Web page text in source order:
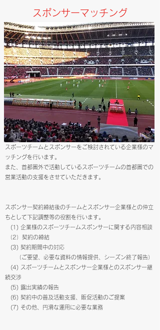
スポンサーマッチング
スポーツチームとスポンサーをご検討されている企業様のマ
ッチングを行います。
​​また、首都圏外で活動しているスポーツチームの首都圏での
営業活動の支援をさせていただきます。
スポンサー契約締結後のチームとスポンサー企業様との仲立
ちとして下記調整等の役割を行います。
(1) 企業様のスポーツチームスポンサーに関する内容相談
（2）契約の締結
(3) 契約期間中の対応
（ご要望、必要な資料の情報提供、シーズン終了報告）
(4) スポーツチームとスポンサー企業様とのスポンサー継
続交渉
(5) 露出実績の報告
(6) 契約中の普及活動支援、販促活動のご提案
(7) その他、円滑な運用に必要な業務